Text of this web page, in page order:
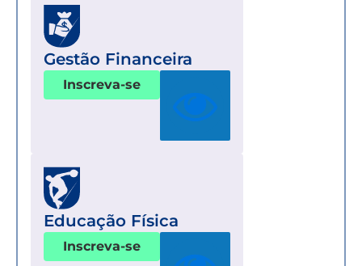
Gestão Financeira
Inscreva-se
Educação Física
Inscreva-se